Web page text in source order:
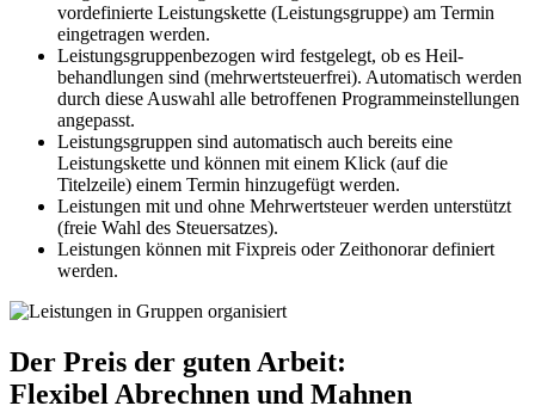
vordefinierte Leistungskette (Leistungsgruppe) am Termin
eingetragen werden.
Leistungsgruppenbezogen wird festgelegt, ob es Heil­
behandlungen sind (mehrwertsteuerfrei). Automatisch werden
durch diese Auswahl alle betroffenen Programm­einstellungen
angepasst.
Leistungsgruppen sind automatisch auch bereits eine
Leistungskette und können mit einem Klick (auf die
Titelzeile) einem Termin hinzugefügt werden.
Leistungen mit und ohne Mehrwertsteuer werden unterstützt
(freie Wahl des Steuersatzes).
Leistungen können mit Fixpreis oder Zeithonorar definiert
werden.
Der Preis der guten Arbeit:
Flexibel Abrechnen und Mahnen